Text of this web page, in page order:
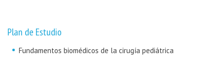
Plan de Estudio
Fundamentos biomédicos de la cirugía pediátrica